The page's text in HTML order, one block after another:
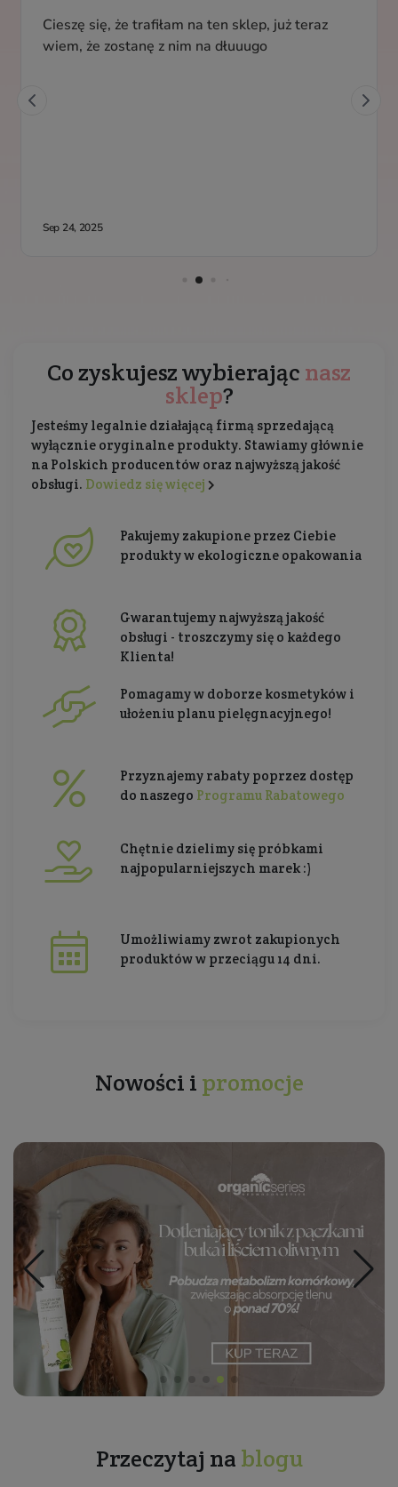
Co zyskujesz wybierając nasz
sklep?
Jesteśmy legalnie działającą firmą sprzedającą
wyłącznie oryginalne produkty. Stawiamy głównie
na Polskich producentów oraz najwyższą jakość
obsługi. Dowiedz się więcej
Pakujemy zakupione przez Ciebie
produkty w ekologiczne opakowania
Gwarantujemy najwyższą jakość
obsługi - troszczymy się o każdego
Klienta!
Pomagamy w doborze kosmetyków i
ułożeniu planu pielęgnacyjnego!
Przyznajemy rabaty poprzez dostęp
do naszego Programu Rabatowego
Chętnie dzielimy się próbkami
najpopularniejszych marek :)
Umożliwiamy zwrot zakupionych
produktów w przeciągu 14 dni.
Nowości i promocje
Przeczytaj na blogu